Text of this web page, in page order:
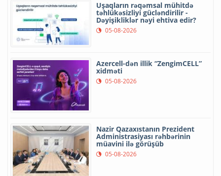
Uşaqların rəqəmsal mühitdə
təhlükəsizliyi gücləndirilir -
Dəyişikliklər nəyi ehtiva edir?
05-08-2026
Azercell-dən illik “ZengimCELL”
xidməti
05-08-2026
Nazir Qazaxıstanın Prezident
Administrasiyası rəhbərinin
müavini ilə görüşüb
05-08-2026